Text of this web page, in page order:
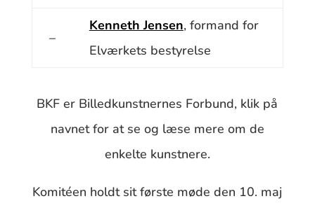
–
Kenneth Jensen, formand for
Elværkets bestyrelse
BKF er Billedkunstnernes Forbund, klik på
navnet for at se og læse mere om de
enkelte kunstnere.
Komitéen holdt sit første møde den 10. maj